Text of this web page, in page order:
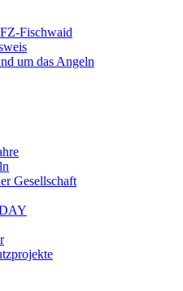
Fischwaid
um das Angeln
Gesellschaft